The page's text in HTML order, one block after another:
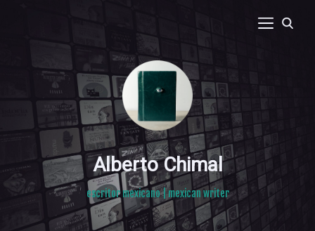
Alberto Chimal
escritor mexicano | mexican writer